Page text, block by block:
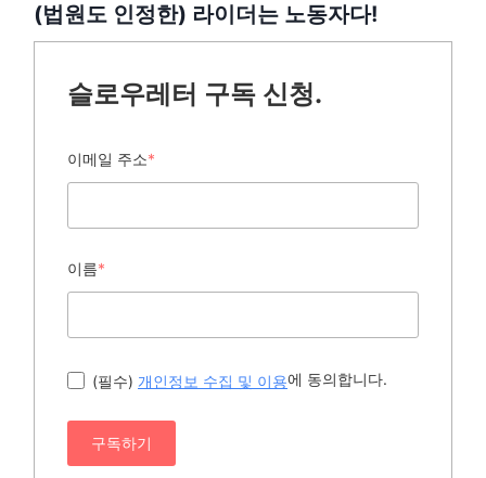
(법원도 인정한) 라이더는 노동자다!
슬로우레터 구독 신청.
이메일 주소*
이름*
(필수) 개인정보 수집 및 이용에 동의합니다.
구독하기